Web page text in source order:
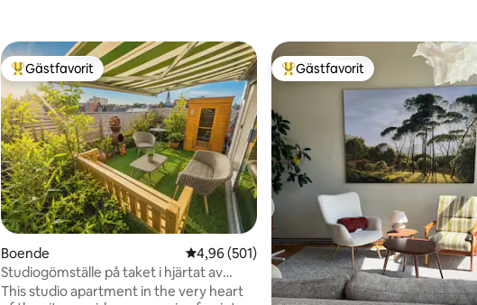
Populär gästfavorit
Gästfavorit
Boende 4,96 av 5 i genomsnittligt betyg, 501 omdömen
4,96 (501)
Studiogömställe på taket i hjärtat av
staden
This studio apartment in the very heart
Populär gästfavorit
Gästfavorit